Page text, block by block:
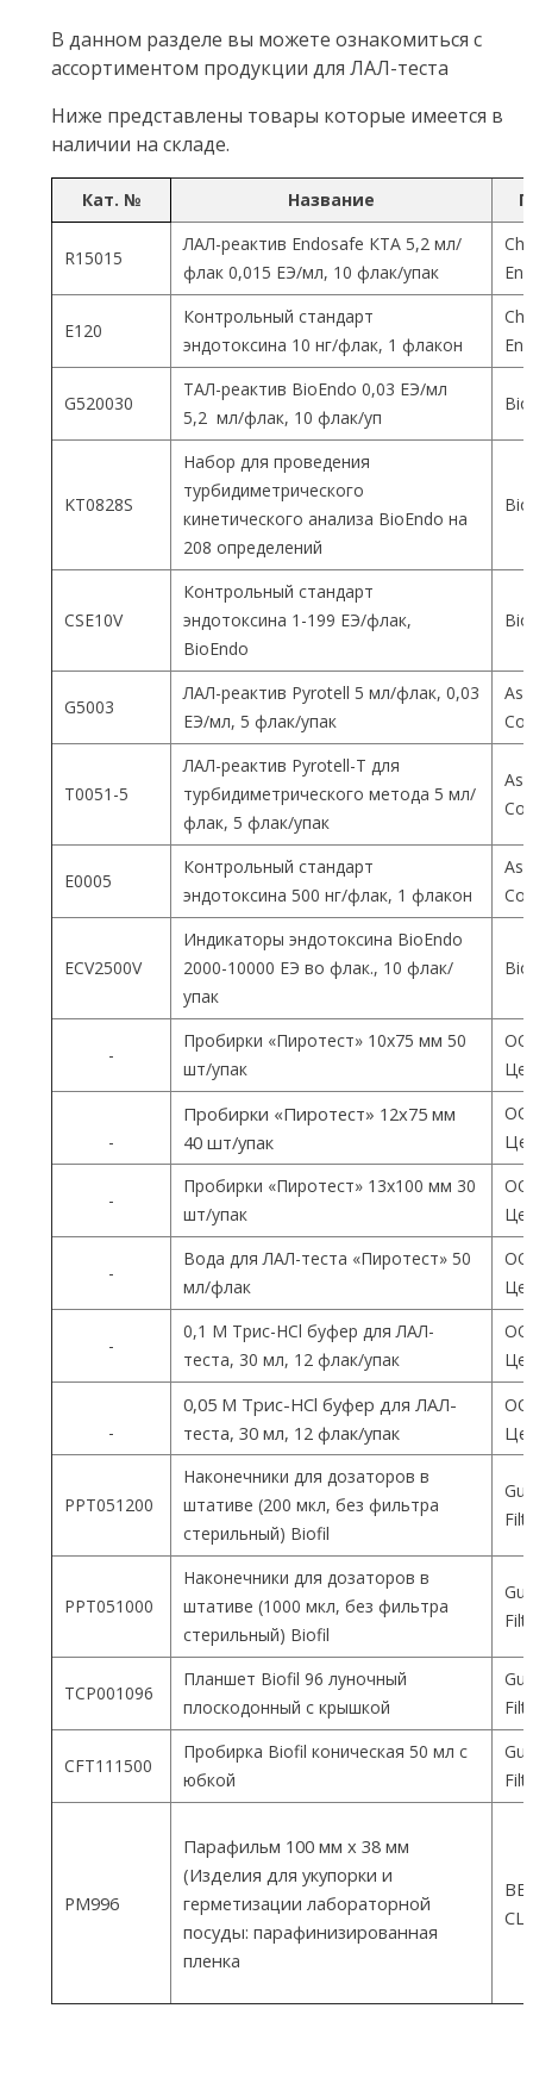
В данном разделе вы можете ознакомиться с
ассортиментом продукции для ЛАЛ-теста
Ниже представлены товары которые имеется в
наличии на складе.
Кат. № Название
R15015
ЛАЛ-реактив Endosafe КТА 5,2 мл/
флак 0,015 ЕЭ/мл, 10 флак/упак
Е120
Контрольный стандарт
эндотоксина 10 нг/флак, 1 флакон
G520030
ТАЛ-реактив BioEndo 0,03 ЕЭ/мл
5,2 мл/флак, 10 флак/уп
KT0828S
Набор для проведения
турбидиметрического
кинетического анализа BioEndo на
208 определений
CSE10V
Контрольный стандарт
эндотоксина 1-199 ЕЭ/флак,
BioEndo
G5003
ЛАЛ-реактив Pyrotell 5 мл/флак, 0,03
ЕЭ/мл, 5 флак/упак
T0051-5
ЛАЛ-реактив Pyrotell-T для
турбидиметрического метода 5 мл/
флак, 5 флак/упак
E0005
Контрольный стандарт
эндотоксина 500 нг/флак, 1 флакон
ECV2500V
Индикаторы эндотоксина BioEndo
2000-10000 ЕЭ во флак., 10 флак/
упак
-
Пробирки «Пиротест» 10х75 мм 50
шт/упак
-
Пробирки «Пиротест» 12х75 мм
40 шт/упак
-
Пробирки «Пиротест» 13х100 мм 30
шт/упак
-
Вода для ЛАЛ-теста «Пиротест» 50
мл/флак
-
0,1 М Трис-HCl буфер для ЛАЛ-
теста, 30 мл, 12 флак/упак
-
0,05 М Трис-HCl буфер для ЛАЛ-
теста, 30 мл, 12 флак/упак
PPT051200
Наконечники для дозаторов в
штативе (200 мкл, без фильтра
стерильный) Biofil
PPT051000
Наконечники для дозаторов в
штативе (1000 мкл, без фильтра
стерильный) Biofil
TCP001096
Планшет Biofil 96 луночный
плоскодонный с крышкой
CFT111500
Пробирка Biofil коническая 50 мл с
юбкой
PM996
Парафильм 100 мм х 38 мм
(Изделия для укупорки и
герметизации лабораторной
посуды: парафинизированная
пленка